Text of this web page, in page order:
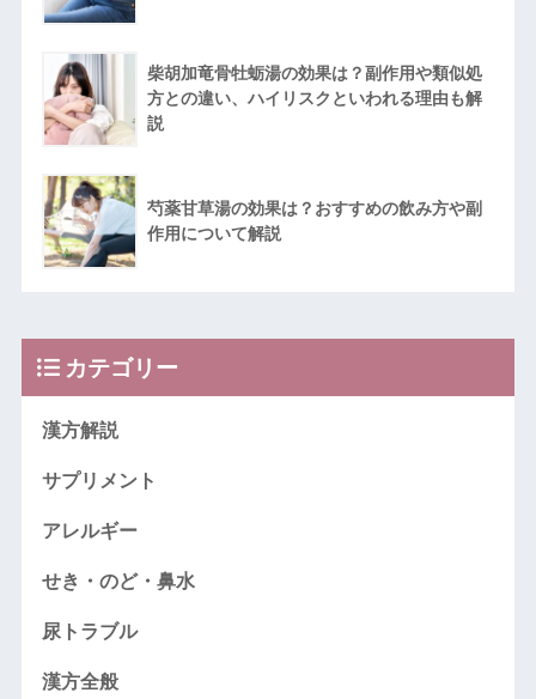
柴胡加竜骨牡蛎湯の効果は？副作用や類似処
方との違い、ハイリスクといわれる理由も解
説
芍薬甘草湯の効果は？おすすめの飲み方や副
作用について解説
カテゴリー
漢方解説
サプリメント
アレルギー
せき・のど・鼻水
尿トラブル
漢方全般